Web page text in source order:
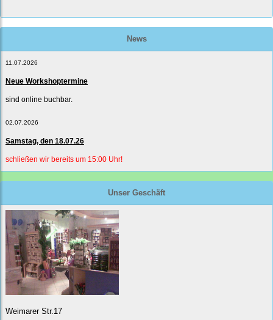
News
11.07.2026
Neue Workshoptermine
sind online buchbar.
02.07.2026
Samstag, den 18.07.26
schließen wir bereits um 15:00 Uhr!
Unser Geschäft
Weimarer Str.17